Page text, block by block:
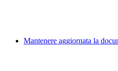
Mantenere aggiornata la